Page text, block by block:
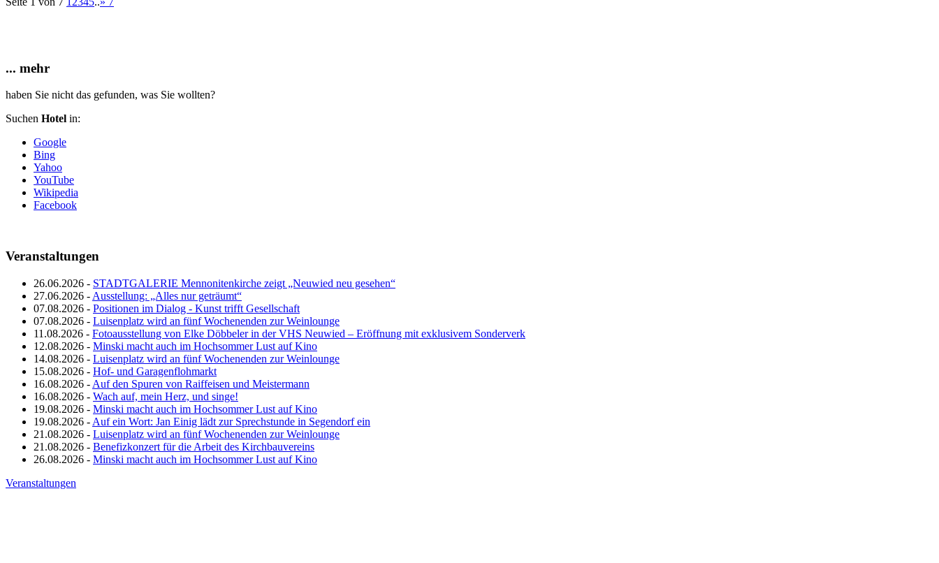
... mehr
haben Sie nicht das gefunden, was Sie wollten?
Suchen Hotel in:
Google
Bing
Yahoo
YouTube
Wikipedia
Facebook
Veranstaltungen
26.06.2026 - STADTGALERIE Mennonitenkirche zeigt „Neuwied neu gesehen“
27.06.2026 - Ausstellung: „Alles nur geträumt“
07.08.2026 - Positionen im Dialog - Kunst trifft Gesellschaft
07.08.2026 - Luisenplatz wird an fünf Wochenenden zur Weinlounge
11.08.2026 - Fotoausstellung von Elke Döbbeler in der VHS Neuwied – Eröffnung mit exklusivem Sonderverk
12.08.2026 - Minski macht auch im Hochsommer Lust auf Kino
14.08.2026 - Luisenplatz wird an fünf Wochenenden zur Weinlounge
15.08.2026 - Hof- und Garagenflohmarkt
16.08.2026 - Auf den Spuren von Raiffeisen und Meistermann
16.08.2026 - Wach auf, mein Herz, und singe!
19.08.2026 - Minski macht auch im Hochsommer Lust auf Kino
19.08.2026 - Auf ein Wort: Jan Einig lädt zur Sprechstunde in Segendorf ein
21.08.2026 - Luisenplatz wird an fünf Wochenenden zur Weinlounge
21.08.2026 - Benefizkonzert für die Arbeit des Kirchbauvereins
26.08.2026 - Minski macht auch im Hochsommer Lust auf Kino
Veranstaltungen